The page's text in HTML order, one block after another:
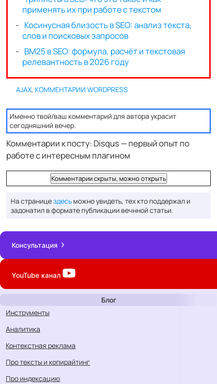
AJAX, КОММЕНТАРИИ WORDPRESS
Именно твой/ваш комментарий для автора украсит
сегодняшний вечер.
Комментарии к посту: Disqus — первый опыт по
работе с интересным плагином
Комментарии скрыты, можно открыть
На страницездесьможно увидеть, тех кто поддержал и
задонатил в формате публикации вечнной статьи.
Консультация
YouTube канал
Блог
инструменты
аналитика
контекстная реклама
про тексты и копирайтинг
про индексацию